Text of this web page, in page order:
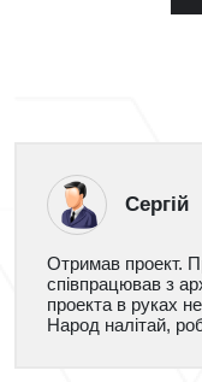
Сергій
Отримав проект.
співпрацював з
проекта в руках
Народ налітай,